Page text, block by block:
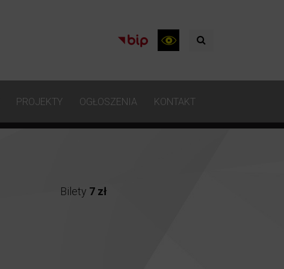
PROJEKTY OGŁOSZENIA KONTAKT
Bilety 7 zł